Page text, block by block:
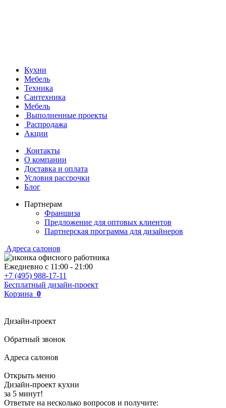
Кухни
Мебель
Техника
Сантехника
Мебель
Выполненные проекты
Распродажа
Акции
Контакты
О компании
Доставка и оплата
Условия рассрочки
Блог
Партнерам
Франшиза
Предложение для оптовых клиентов
Партнерская программа для дизайнеров
Адреса салонов
Ежедневно с 11:00 - 21:00
+7 (495) 988-17-11
Бесплатный дизайн-проект
Корзина 0
Дизайн-проект
Обратный звонок
Адреса салонов
Открыть меню
Дизайн-проект кухни
за 5 минут!
Ответьте на несколько вопросов и получите: